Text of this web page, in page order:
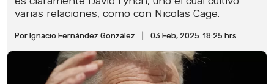
varias relaciones, como con Nicolas Cage.
Por Ignacio Fernández González 03 Feb, 2025. 18:25 hrs